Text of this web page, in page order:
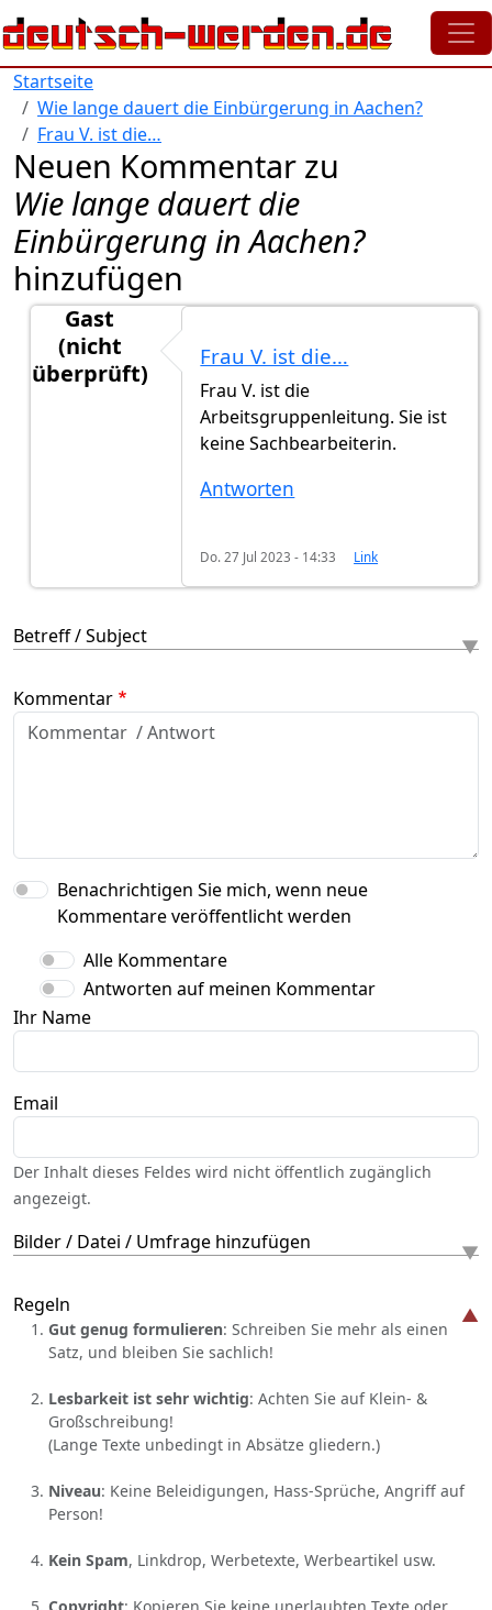
Direkt zum Inhalt
Startseite
Wie lange dauert die Einbürgerung in Aachen?
Frau V. ist die…
Neuen Kommentar zu
Wie lange dauert die
Einbürgerung in Aachen?
hinzufügen
Gast
(nicht
überprüft)
Antragsmonat Frau V
Frau V. ist die…
Frau V. ist die
Arbeitsgruppenleitung. Sie ist
keine Sachbearbeiterin.
Antworten
Do. 27 Jul 2023 - 14:33 Link
Betreff / Subject
Kommentar
Benachrichtigen Sie mich, wenn neue
Kommentare veröffentlicht werden
Alle Kommentare
Antworten auf meinen Kommentar
Ihr Name
Email
Der Inhalt dieses Feldes wird nicht öffentlich zugänglich
angezeigt.
Bilder / Datei / Umfrage hinzufügen
Regeln
Gut genug formulieren: Schreiben Sie mehr als einen
Satz, und bleiben Sie sachlich!
Lesbarkeit ist sehr wichtig: Achten Sie auf Klein- &
Großschreibung!
(Lange Texte unbedingt in Absätze gliedern.)
Niveau: Keine Beleidigungen, Hass-Sprüche, Angriff auf
Person!
Kein Spam, Linkdrop, Werbetexte, Werbeartikel usw.